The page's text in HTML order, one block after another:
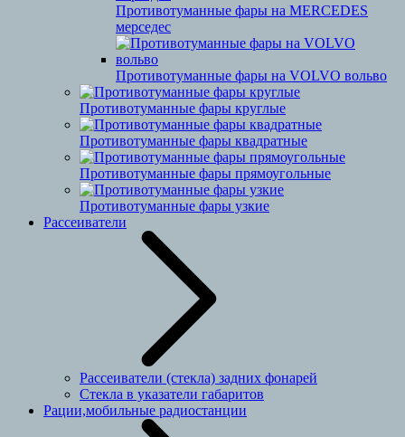
Противотуманные фары на MERCEDES
мерседес
Противотуманные фары на VOLVO вольво
Противотуманные фары круглые
Противотуманные фары квадратные
Противотуманные фары прямоугольные
Противотуманные фары узкие
Рассеиватели
Рассеиватели (стекла) задних фонарей
Стекла в указатели габаритов
Рации,мобильные радиостанции